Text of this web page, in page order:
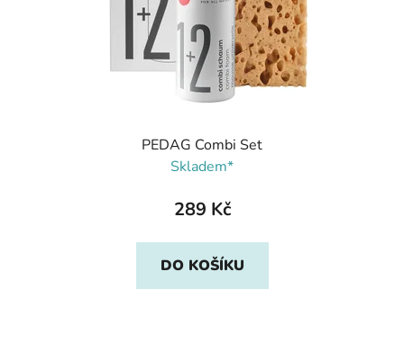
PEDAG Combi Set
Skladem*
289 Kč
DO KOŠÍKU